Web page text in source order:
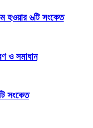
হওয়ার ৬টি সংকেত
ও সমাধান
সংকেত